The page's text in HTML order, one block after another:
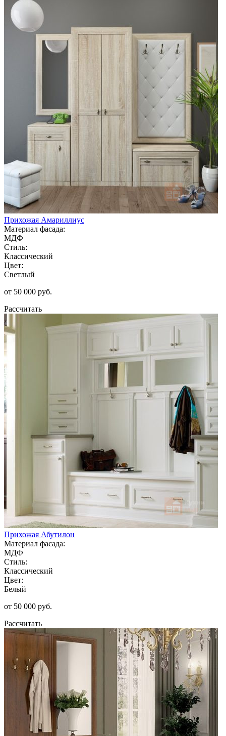
Прихожая Амариллиус
Материал фасада:
МДФ
Стиль:
Классический
Цвет:
Светлый
от 50 000 руб.
Рассчитать
Прихожая Абутилон
Материал фасада:
МДФ
Стиль:
Классический
Цвет:
Белый
от 50 000 руб.
Рассчитать